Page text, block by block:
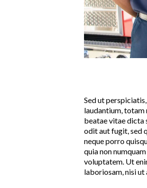
Sed ut
laudantium, totam
beatae vitae dicta
odit aut fugit, sed
neque porro
quia non
voluptatem. Ut
laboriosam, nisi ut